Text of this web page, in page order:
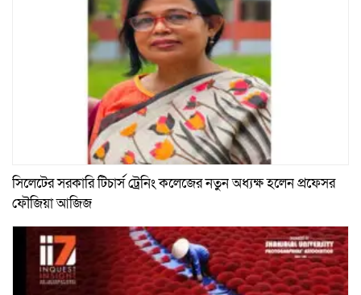
সিলেটের সরকারি টিচার্স ট্রেনিং কলেজের নতুন অধ্যক্ষ হলেন প্রফেসর
ফৌজিয়া আজিজ